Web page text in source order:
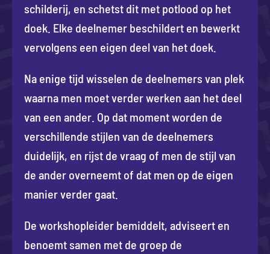
schilderij, en schetst dit met potlood op het
doek. Elke deelnemer beschildert en bewerkt
vervolgens een eigen deel van het doek.
Na enige tijd wisselen de deelnemers van plek
waarna men moet verder werken aan het deel
van een ander. Op dat moment worden de
verschillende stijlen van de deelnemers
duidelijk, en rijst de vraag of men de stijl van
de ander overneemt of dat men op de eigen
manier verder gaat.
De workshopleider bemiddelt, adviseert en
benoemt samen met de groep de